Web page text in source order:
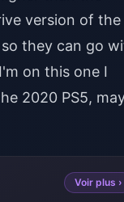
version of the
so they can go
on this one I
2020 PS5,
Voir plus ›